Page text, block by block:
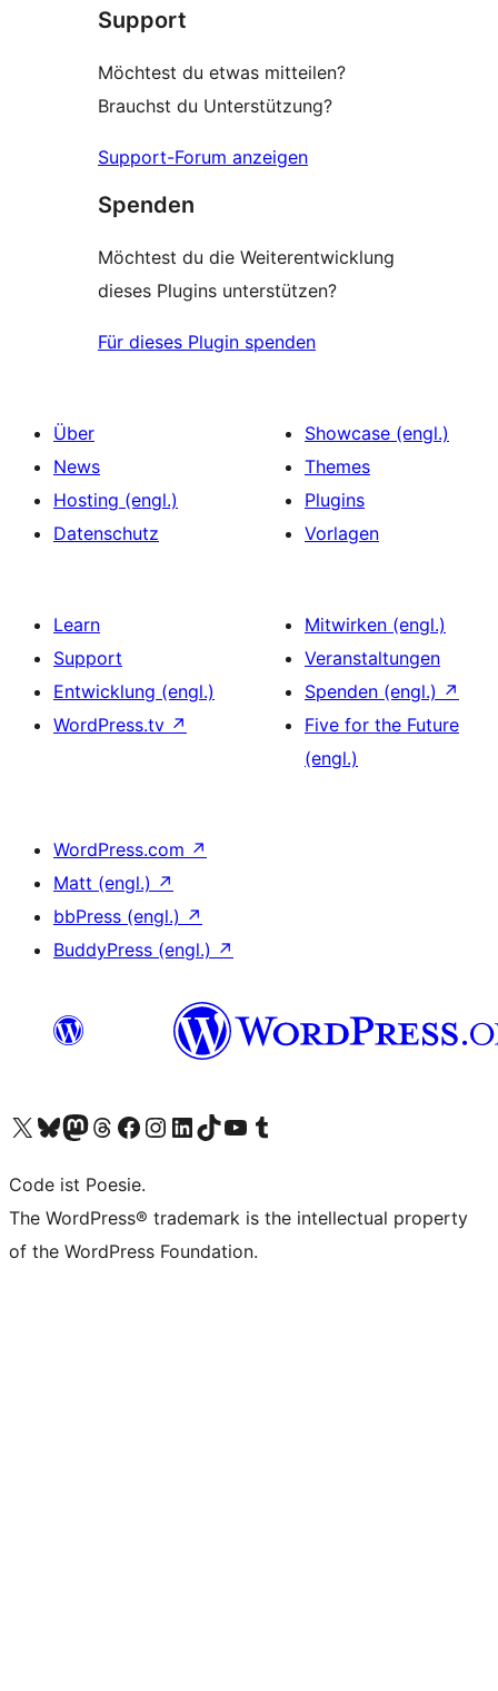
Support
Möchtest du etwas mitteilen?
Brauchst du Unterstützung?
Support-Forum anzeigen
Spenden
Möchtest du die Weiterentwicklung
dieses Plugins unterstützen?
Für dieses Plugin spenden
Über
News
Hosting (engl.)
Datenschutz
Showcase (engl.)
Themes
Plugins
Vorlagen
Learn
Support
Entwicklung (engl.)
WordPress.tv ↗
Mitwirken (engl.)
Veranstaltungen
Spenden (engl.) ↗
Five for the Future
(engl.)
WordPress.com ↗
Matt (engl.) ↗
bbPress (engl.) ↗
BuddyPress (engl.) ↗
Unser X-Konto (früher Twitter) besuchen
Unser Bluesky-Konto besuchen
Unser Mastodon-Konto besuchen
Unser Threads-Konto besuchen
Unsere Facebook-Seite besuchen
Unser Instagram-Konto besuchen
Unser LinkedIn-Konto besuchen
Unser TikTok-Konto besuchen
Unseren YouTube-Kanal besuchen
Unser Tumblr-Konto besuchen
Code ist Poesie.
The WordPress® trademark is the intellectual property
of the WordPress Foundation.